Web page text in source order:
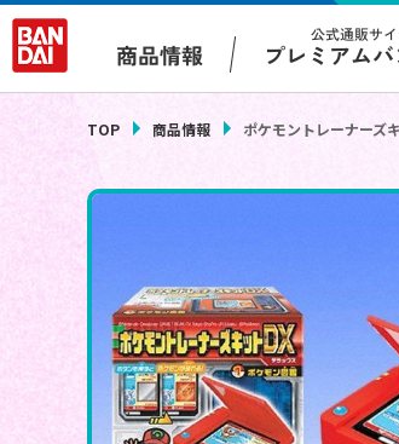
商品情報
公式通販サ
プレミアム
TOP 商品情報 ポケモントレーナーズ